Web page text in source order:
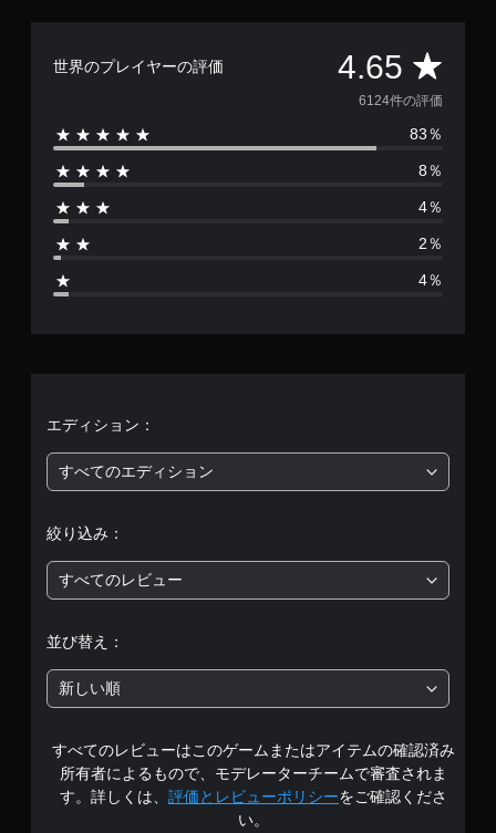
世界のプレイヤーの評価 4.65 評
価
数
は
1
均
価
は
段
階
中
の
6124件の評価
83％
8％
4％
2％
4％
エディション：
すべてのエディション
絞り込み：
すべてのレビュー
並び替え：
新しい順
すべてのレビューはこのゲームまたはアイテムの確認済み
所有者によるもので、モデレーターチームで審査されま
す。詳しくは、 評価とレビューポリシーをご確認くださ
い。